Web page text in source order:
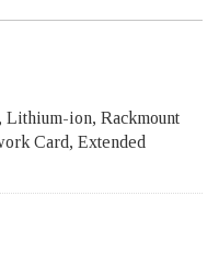
Lithium-ion, Rackmount
Card, Extended